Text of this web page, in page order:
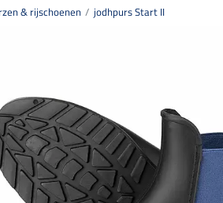
& rijschoenen jodhpurs Start II